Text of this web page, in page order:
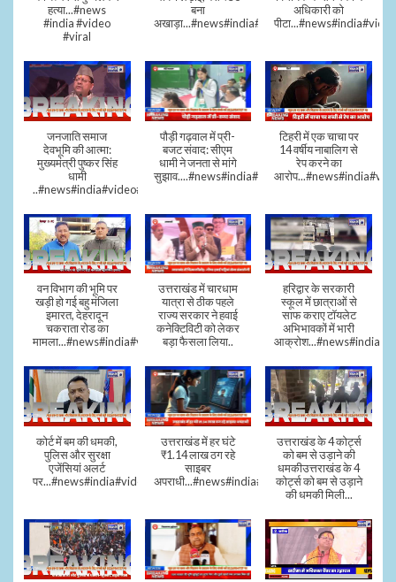
हत्या...#news
#india #video
#viral
बना
अखाड़ा...#news#india#video#viral
अधिकारी को
जनजाति समाज
देवभूमि की आत्मा:
मुख्यमंत्री पुष्कर सिंह
धामी
..#news#india#video#viral
पौड़ी गढ़वाल में प्री-
बजट संवाद: सीएम
धामी ने जनता से मांगे
सुझाव....#news#india#video#viral
टिहरी में एक चाचा पर
14 वर्षीय नाबालिग से
रेप करने का
वन विभाग की भूमि पर
खड़ी हो गई बहु मंजिला
इमारत, देहरादून
चकराता रोड का
मामला...#news#india#video
उत्तराखंड में चारधाम
यात्रा से ठीक पहले
राज्य सरकार ने हवाई
कनेक्टिविटी को लेकर
बड़ा फैसला लिया..
हरिद्वार के सरकारी
स्कूल में छात्राओं से
साफ कराए टॉयलेट
अभिभावकों में भारी
आक्रोश...#news#india
कोर्ट में बम की धमकी,
पुलिस और सुरक्षा
एजेंसियां अलर्ट
पर...#news#india#video#viral
उत्तराखंड में हर घंटे
₹1.14 लाख ठग रहे
साइबर
अपराधी...#news#india#video#viral
उत्तराखंड के 4 कोर्ट्स
को बम से उड़ाने की
धमकीउत्तराखंड के 4
कोर्ट्स को बम से उड़ाने
की धमकी मिली...